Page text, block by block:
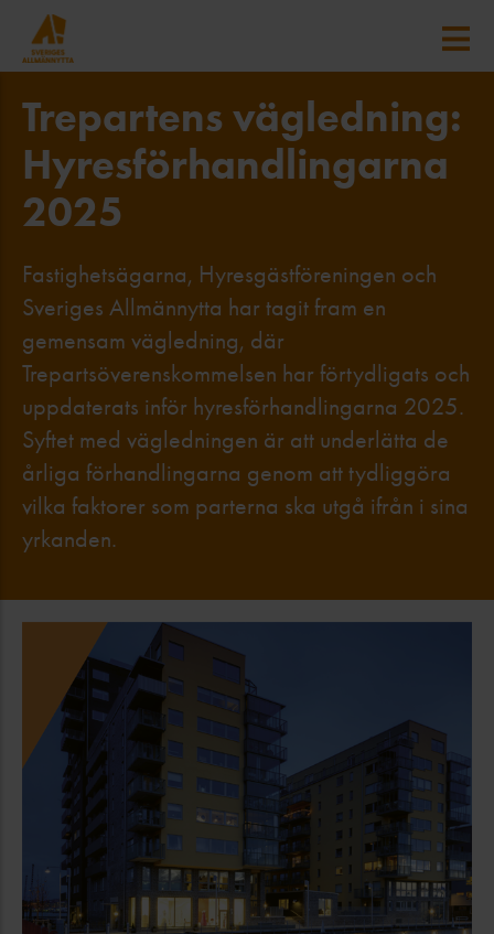
Trepartens vägledning:
Hyres­förhandlingarna
2025
Fastighetsägarna, Hyresgästföreningen och
Sveriges Allmännytta har tagit fram en
gemensam vägledning, där
Trepartsöverenskommelsen har förtydligats och
uppdaterats inför hyresförhandlingarna 2025.
Syftet med vägledningen är att underlätta de
årliga förhandlingarna genom att tydliggöra
vilka faktorer som parterna ska utgå ifrån i sina
yrkanden.